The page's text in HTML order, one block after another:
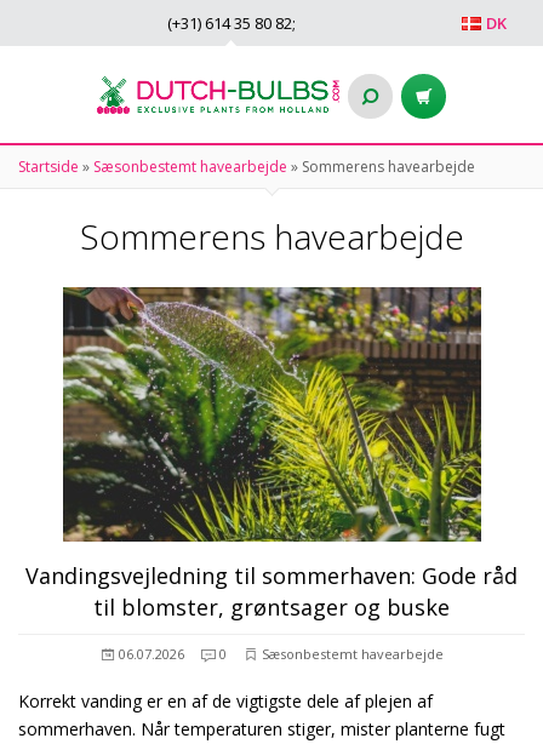
DK
(+31) 614 35 80 82;
Startside » Sæsonbestemt havearbejde » Sommerens havearbejde
Sommerens havearbejde
Vandingsvejledning til sommerhaven: Gode råd
til blomster, grøntsager og buske
06.07.2026 0 Sæsonbestemt havearbejde
Korrekt vanding er en af de vigtigste dele af plejen af
sommerhaven. Når temperaturen stiger, mister planterne fugt